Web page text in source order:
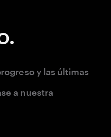
y las últimas
a nuestra